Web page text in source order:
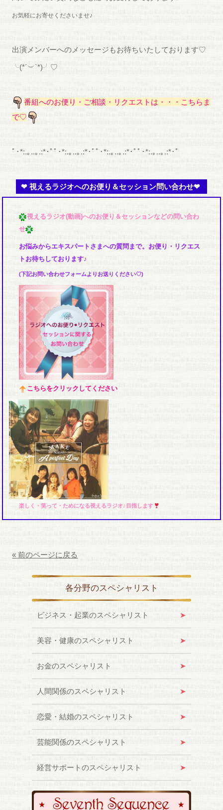
お気軽にお寄せくださいませ♪
出演メンバーへのメッセージもお待ちいたしております♡
╰(*´︶`*)╯♡
番組へのお便り・ご相談・リクエストは・・・こちらま
で♡
ﾟ･*:.｡..｡.:*･ﾟﾟ･*:.｡..｡.:*･ﾟﾟ･*:.｡..｡.:*･ﾟﾟ･*:.｡..｡.:*･ﾟ
❤︎ 視えるラジオへのお便り＆セッション問い合わせ❤︎
視えるラジオ(動画)へのお便り＆セッションなどの問い合わ
せ
お悩みからエキスパートさまへの質問まで。お便り・リクエス
トお待ちしております♪
(下記お問い合わせフォームよりお送りください♡)
こちらをクリックしてください
楽しく・笑って・ためになる視えるラジオ♪目指します
« 前のページに戻る
各分野のスペシャリスト
ビジネス・起業のスペシャリスト
美容・健康のスペシャリスト
お金のスペシャリスト
人間関係のスペシャリスト
恋愛・結婚のスペシャリスト
芸能関係のスペシャリスト
経営サポートのスペシャリスト